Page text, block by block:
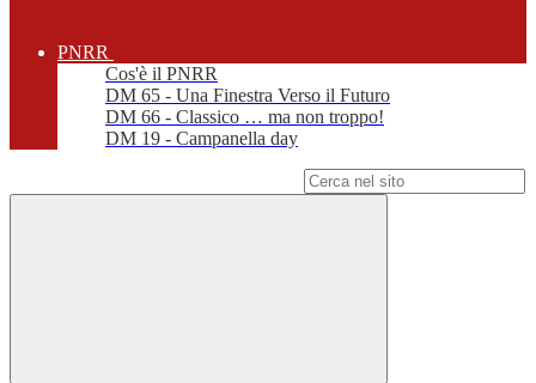
PNRR
Cos'è il PNRR
DM 65 - Una Finestra Verso il Futuro
DM 66 - Classico … ma non troppo!
DM 19 - Campanella day